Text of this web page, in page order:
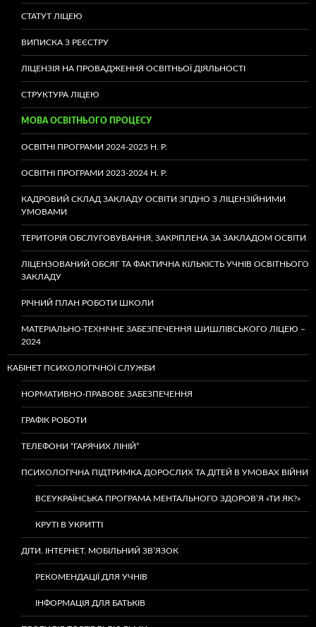
СТАТУТ ЛІЦЕЮ
ВИПИСКА З РЕЄСТРУ
ЛІЦЕНЗІЯ НА ПРОВАДЖЕННЯ ОСВІТНЬОЇ ДІЯЛЬНОСТІ
СТРУКТУРА ЛІЦЕЮ
МОВА ОСВІТНЬОГО ПРОЦЕСУ
ОСВІТНІ ПРОГРАМИ 2024-2025 Н. Р.
ОСВІТНІ ПРОГРАМИ 2023-2024 Н. Р.
КАДРОВИЙ СКЛАД ЗАКЛАДУ ОСВІТИ ЗГІДНО З ЛІЦЕНЗІЙНИМИ
УМОВАМИ
ТЕРИТОРІЯ ОБСЛУГОВУВАННЯ, ЗАКРІПЛЕНА ЗА ЗАКЛАДОМ ОСВІТИ
ЛІЦЕНЗОВАНИЙ ОБСЯГ ТА ФАКТИЧНА КІЛЬКІСТЬ УЧНІВ ОСВІТНЬОГО
ЗАКЛАДУ
РІЧНИЙ ПЛАН РОБОТИ ШКОЛИ
МАТЕРІАЛЬНО-ТЕХНІЧНЕ ЗАБЕЗПЕЧЕННЯ ШИШЛІВСЬКОГО ЛІЦЕЮ –
2024
КАБІНЕТ ПСИХОЛОГІЧНОЇ СЛУЖБИ
НОРМАТИВНО-ПРАВОВЕ ЗАБЕЗПЕЧЕННЯ
ГРАФІК РОБОТИ
ТЕЛЕФОНИ “ГАРЯЧИХ ЛІНІЙ”
ПСИХОЛОГІЧНА ПІДТРИМКА ДОРОСЛИХ ТА ДІТЕЙ В УМОВАХ ВІЙНИ
ВСЕУКРАЇНСЬКА ПРОГРАМА МЕНТАЛЬНОГО ЗДОРОВ’Я «ТИ ЯК?»
КРУТІ В УКРИТТІ
ДІТИ. ІНТЕРНЕТ. МОБІЛЬНИЙ ЗВ’ЯЗОК
РЕКОМЕНДАЦІЇ ДЛЯ УЧНІВ
ІНФОРМАЦІЯ ДЛЯ БАТЬКІВ